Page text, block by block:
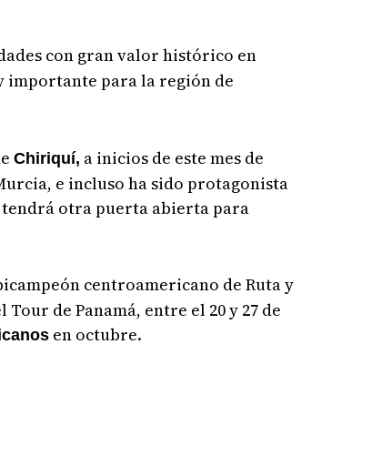
con gran valor histórico en
importante para la región de
Chiriquí, a inicios de este mes de
e incluso ha sido protagonista
otra puerta abierta para
centroamericano de Ruta y
de Panamá, entre el 20 y 27 de
en octubre.